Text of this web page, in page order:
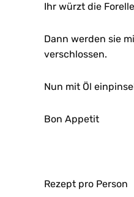
Ihr würzt die
Dann werden sie
verschlossen.
Nun mit Öl
Bon Appetit
Rezept pro Person